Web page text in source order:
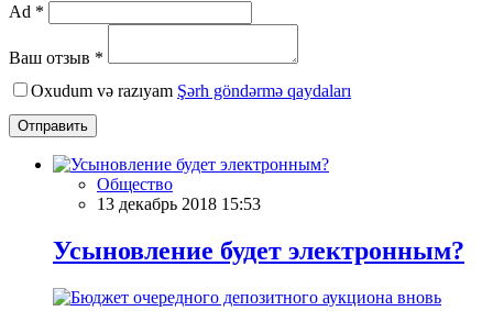
Ad *
Ваш отзыв *
Oxudum və razıyam Şərh göndərmə qaydaları
Отправить
Общество
13 декабрь 2018 15:53
Усыновление будет электронным?